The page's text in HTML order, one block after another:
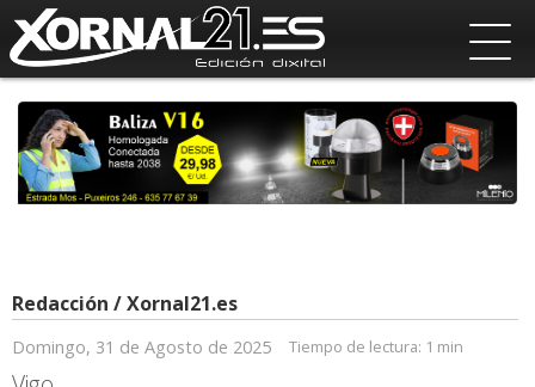
Redacción / Xornal21.es
Domingo, 31 de Agosto de 2025 Tiempo de lectura: 1 min